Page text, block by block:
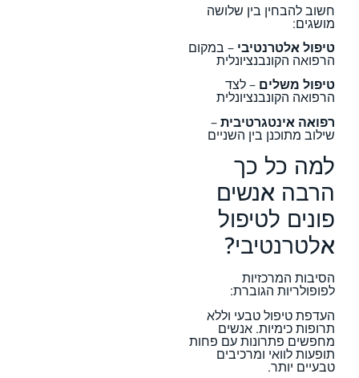
חשוב להבחין בין שלושה
מושגים:
טיפול אלטרנטיבי – במקום
הרפואה הקונבנציונלית
טיפול משלים – לצד
הרפואה הקונבנציונלית
רפואה אינטגרטיבית–
שילוב מתוכנן בין השניים
למה כל כך
הרבה אנשים
פונים לטיפול
אלטרנטיבי?
הסיבות המרכזיות
לפופולריות הגוברת:
העדפת טיפול טבעי וללא
תרופות כימיות. אנשים
מחפשים פתרונות עם פחות
תופעות לוואי ומרכיבים
טבעיים יותר.